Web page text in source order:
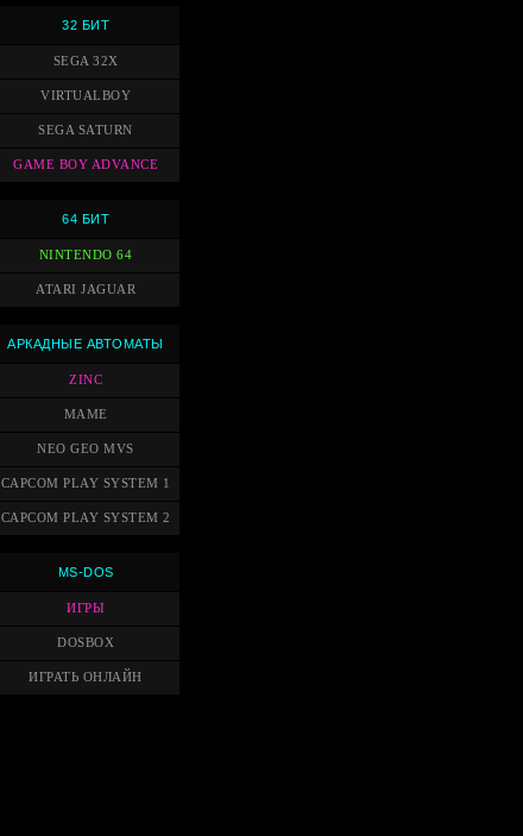
32 БИТ
SEGA 32X
VIRTUALBOY
SEGA SATURN
GAME BOY ADVANCE
64 БИТ
NINTENDO 64
ATARI JAGUAR
АРКАДНЫЕ АВТОМАТЫ
ZINC
MAME
NEO GEO MVS
CAPCOM PLAY SYSTEM 1
CAPCOM PLAY SYSTEM 2
MS-DOS
ИГРЫ
DOSBOX
ИГРАТЬ ОНЛАЙН